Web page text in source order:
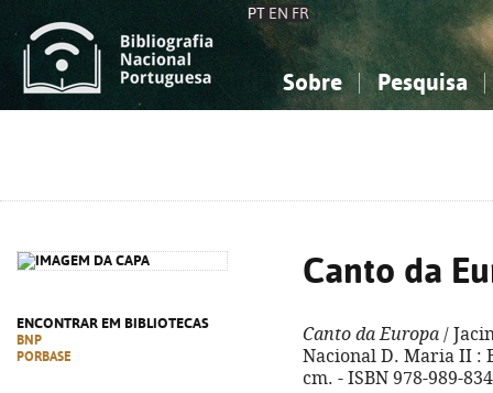
PT EN FR
Sobre Pesquisa
ENCONTRAR EM BIBLIOTECAS
BNP
PORBASE
Canto da
Canto da Europa /
Nacional D. Maria II :
cm. - ISBN 978-989-